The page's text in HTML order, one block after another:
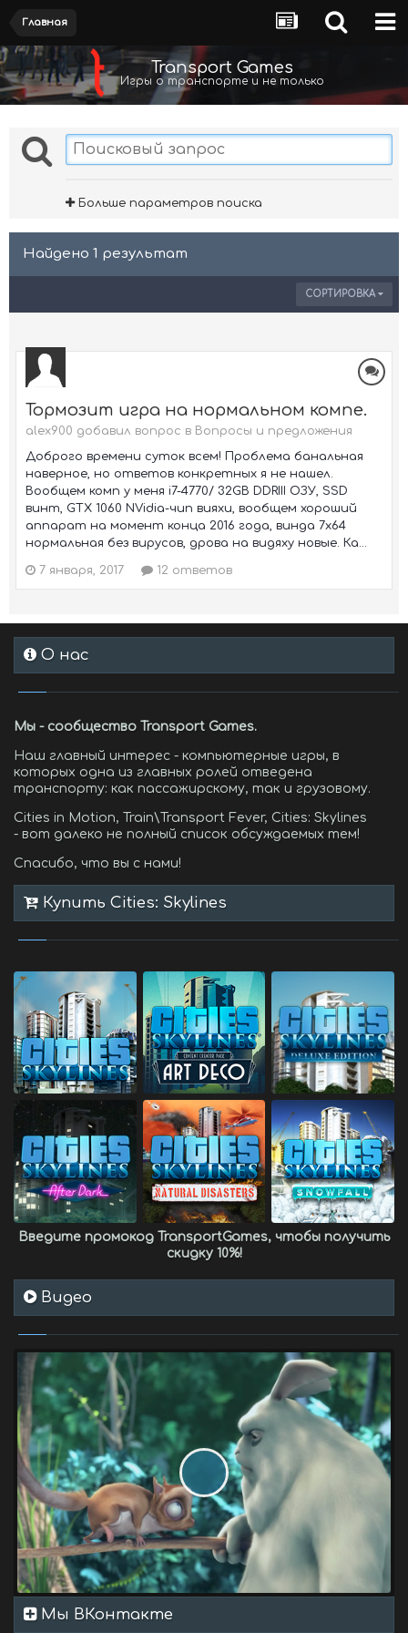
Главная
Transport Games
Игры о транспорте и не только
Больше параметров поиска
Найдено 1 результат
СОРТИРОВКА
Тормозит игра на нормальном компе.
alex900 добавил вопрос в Вопросы и предложения
Доброго времени суток всем! Проблема банальная
наверное, но ответов конкретных я не нашел.
Вообщем комп у меня i7-4770/ 32GB DDRIII ОЗУ, SSD
винт, GTX 1060 NVidia-чип вияхи, вообщем хороший
аппарат на момент конца 2016 года, винда 7х64
нормальная без вирусов, дрова на видяху новые. Ка...
7 января, 2017 12 ответов
О нас
Мы - сообщество Transport Games.
Наш главный интерес - компьютерные игры, в
которых одна из главных ролей отведена
транспорту: как пассажирскому, так и грузовому.
Cities in Motion, Train\Transport Fever, Cities: Skylines
- вот далеко не полный список обсуждаемых тем!
Спасибо, что вы с нами!
Купить Cities: Skylines
Введите промокод TransportGames, чтобы получить
скидку 10%!
Видео
Мы ВКонтакте